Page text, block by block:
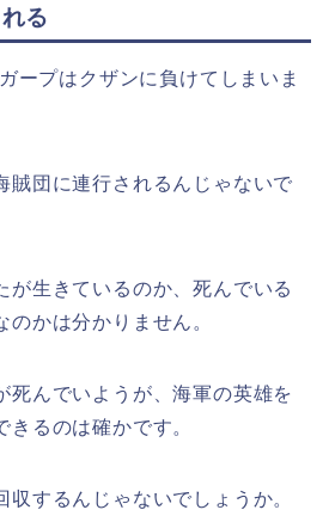
る
ープはクザンに負けてしまいま
賊団に連行されるんじゃないで
が生きているのか、死んでいる
かは分かりません。
死んでいようが、海軍の英雄を
るのは確かです。
収するんじゃないでしょうか。